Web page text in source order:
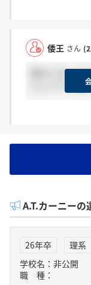
倭王 さん
期日に送った
たとでてい
A.T.カーニー
26年卒 理系
学校名：非公開
職 種：